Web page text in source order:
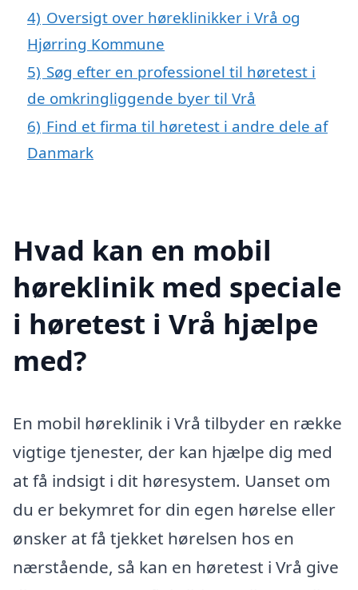
4) Oversigt over høreklinikker i Vrå og
Hjørring Kommune
5) Søg efter en professionel til høretest i
de omkringliggende byer til Vrå
6) Find et firma til høretest i andre dele af
Danmark
Hvad kan en mobil
høreklinik med speciale
i høretest i Vrå hjælpe
med?
En mobil høreklinik i Vrå tilbyder en række
vigtige tjenester, der kan hjælpe dig med
at få indsigt i dit høresystem. Uanset om
du er bekymret for din egen hørelse eller
ønsker at få tjekket hørelsen hos en
nærstående, så kan en høretest i Vrå give